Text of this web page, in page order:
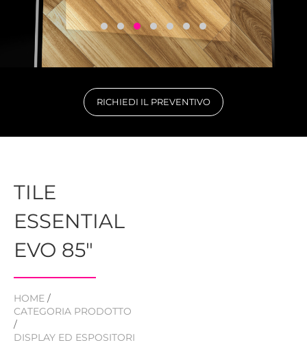
RICHIEDI IL PREVENTIVO
TILE
ESSENTIAL
EVO 85"
HOME /
CATEGORIA PRODOTTO
/
DISPLAY ED ESPOSITORI